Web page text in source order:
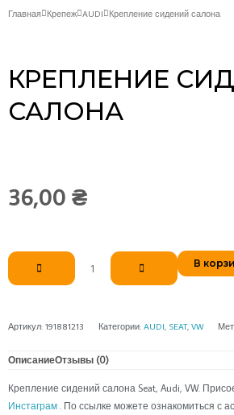
Главная Крепеж AUDI Крепление сидений салона
КРЕПЛЕНИЕ
САЛОНА
36,00 ₴
Количество
товара
Крепление
салона
В
Артикул: 191881213 Категории: AUDI, SEAT, VW
ОписаниеОтзывы (0)
Крепление сидений салона Seat, Audi, VW.
Инстаграм . По ссылке можете ознакомиться с